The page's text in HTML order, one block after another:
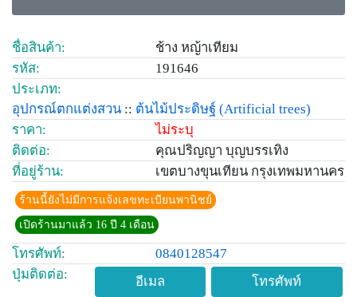
ชื่อสินค้า:
ช้าง หญ้าเทียม
รหัส:
191646
ประเภท:
อุปกรณ์ตกแต่งสวน :: ต้นไม้ประดิษฐ์ (Artificial trees)
ราคา:
ไม่ระบุ
ติดต่อ:
คุณปริญญา บุญบรรเทิง
ที่อยู่ร้าน:
เขตบางขุนเทียน กรุงเทพมหานคร
ร้านนี้ยังไม่มีการแจ้งเลขทะเบียนพานิชย์
เปิดร้านมาแล้ว 16 ปี 4 เดือน
โทรศัพท์:
0840128547
ปุ่มติดต่อ:
อีเมล โทรศัพท์